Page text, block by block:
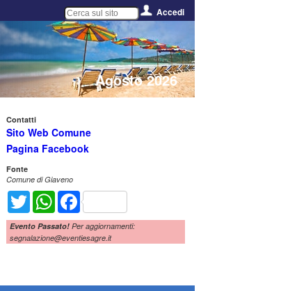
Accedi
Agosto 2026
Contatti
Sito Web Comune
Pagina Facebook
Fonte
Comune di Giaveno
Twitter WhatsAppFacebook
Evento Passato! Per aggiornamenti:
segnalazione@eventiesagre.it